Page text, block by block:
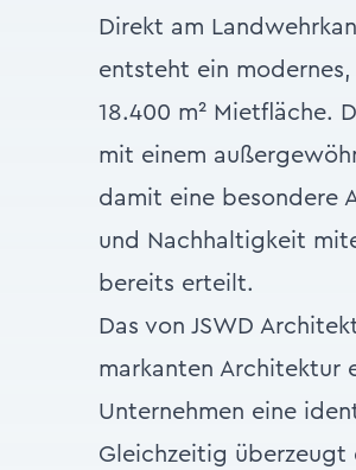
Direkt am
entsteht ein
18.400 m² Mietfläche.
mit einem
damit eine besondere
und Nachhaltigkeit
bereits erteilt.
Das von JSWD
markanten Architektur
Unternehmen eine
Gleichzeitig überzeugt